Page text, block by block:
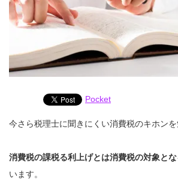
Pocket
今さら税理士に聞きにくい消費税のキホンを
消費税の課税る利上げとは消費税の対象と
います。